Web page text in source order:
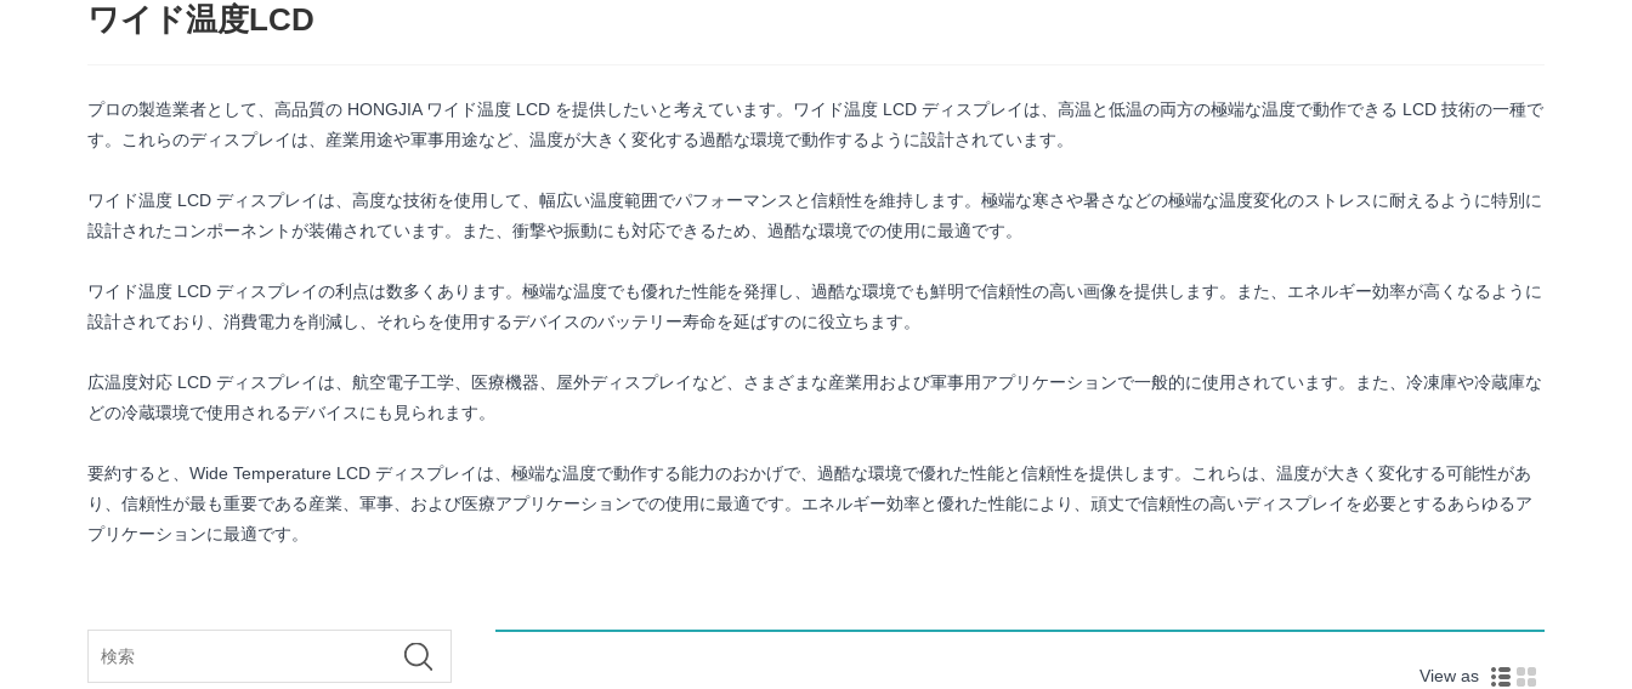
ワイド温度LCD
プロの製造業者として、高品質の HONGJIA ワイド温度 LCD を提供したいと考えています。ワイド温度 LCD ディスプレイは、高温と低温の両方の極端な温度で動作できる LCD 技術の一種で
す。これらのディスプレイは、産業用途や軍事用途など、温度が大きく変化する過酷な環境で動作するように設計されています。
ワイド温度 LCD ディスプレイは、高度な技術を使用して、幅広い温度範囲でパフォーマンスと信頼性を維持します。極端な寒さや暑さなどの極端な温度変化のストレスに耐えるように特別に
設計されたコンポーネントが装備されています。また、衝撃や振動にも対応できるため、過酷な環境での使用に最適です。
ワイド温度 LCD ディスプレイの利点は数多くあります。極端な温度でも優れた性能を発揮し、過酷な環境でも鮮明で信頼性の高い画像を提供します。また、エネルギー効率が高くなるように
設計されており、消費電力を削減し、それらを使用するデバイスのバッテリー寿命を延ばすのに役立ちます。
広温度対応 LCD ディスプレイは、航空電子工学、医療機器、屋外ディスプレイなど、さまざまな産業用および軍事用アプリケーションで一般的に使用されています。また、冷凍庫や冷蔵庫な
どの冷蔵環境で使用されるデバイスにも見られます。
要約すると、Wide Temperature LCD ディスプレイは、極端な温度で動作する能力のおかげで、過酷な環境で優れた性能と信頼性を提供します。これらは、温度が大きく変化する可能性があ
り、信頼性が最も重要である産業、軍事、および医療アプリケーションでの使用に最適です。エネルギー効率と優れた性能により、頑丈で信頼性の高いディスプレイを必要とするあらゆるア
プリケーションに最適です。
View as